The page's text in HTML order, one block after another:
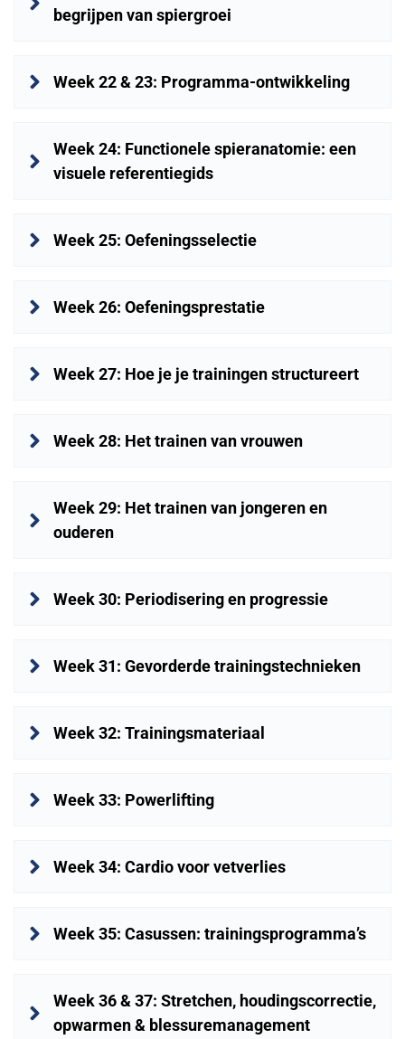
begrijpen van spiergroei
Week 22 & 23: Programma-ontwikkeling
Week 24: Functionele spieranatomie: een
visuele referentiegids
Week 25: Oefeningsselectie
Week 26: Oefeningsprestatie
Week 27: Hoe je je trainingen structureert
Week 28: Het trainen van vrouwen
Week 29: Het trainen van jongeren en
ouderen
Week 30: Periodisering en progressie
Week 31: Gevorderde trainingstechnieken
Week 32: Trainingsmateriaal
Week 33: Powerlifting
Week 34: Cardio voor vetverlies
Week 35: Casussen: trainingsprogramma’s
Week 36 & 37: Stretchen, houdingscorrectie,
opwarmen & blessuremanagement